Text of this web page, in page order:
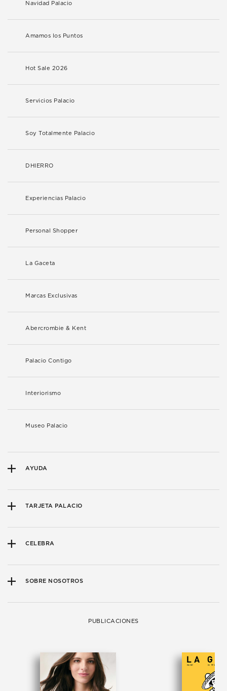
Navidad Palacio
Amamos los Puntos
Hot Sale 2026
Servicios Palacio
Soy Totalmente Palacio
DHIERRO
Experiencias Palacio
Personal Shopper
La Gaceta
Marcas Exclusivas
Abercrombie & Kent
Palacio Contigo
Interiorismo
Museo Palacio
AYUDA
TARJETA PALACIO
CELEBRA
SOBRE NOSOTROS
PUBLICACIONES